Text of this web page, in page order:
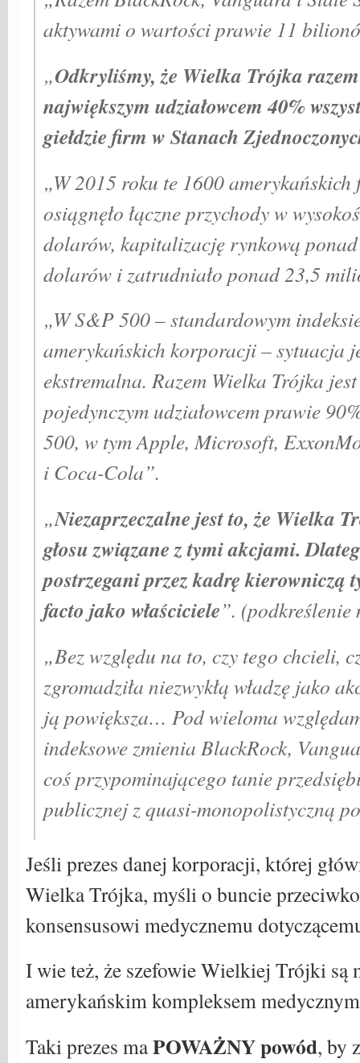
aktywami o wartości prawie 11
„Odkryliśmy, że Wielka Trójka razem
największym udziałowcem 40%
giełdzie firm w Stanach
„W 2015 roku te 1600
osiągnęło łączne przychody w
dolarów, kapitalizację rynkową
dolarów i zatrudniało ponad 23,5
„W S&P 500 – standardowym
amerykańskich korporacji – sytuacja
ekstremalna. Razem Wielka Trójka
pojedynczym udziałowcem prawie
500, w tym Apple, Microsoft,
i Coca-Cola”.
„Niezaprzeczalne jest to, że Wielka
głosu związane z tymi akcjami.
postrzegani przez kadrę kierowniczą
facto jako właściciele”. (podkreślenie
„Bez względu na to, czy tego chcieli,
zgromadziła niezwykłą władzę jako
ją powiększa… Pod wieloma
indeksowe zmienia BlackRock,
coś przypominającego tanie
publicznej z quasi-monopolistyczną
Jeśli prezes danej korporacji, której
Wielka Trójka, myśli o buncie
konsensusowi medycznemu
I wie też, że szefowie Wielkiej Trójki są
amerykańskim kompleksem
Taki prezes maPOWAŻNY powód, by